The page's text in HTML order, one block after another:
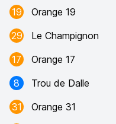
19 Orange 19
29
Le Champignon
17
Orange 17
8
Trou de Dalle
31
Orange 31